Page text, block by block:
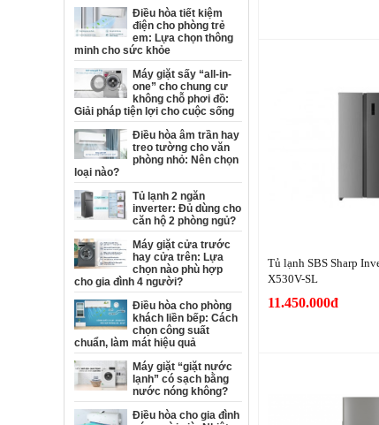
Điều hòa tiết kiệm
điện cho phòng trẻ
em: Lựa chọn thông
minh cho sức khỏe
Máy giặt sấy “all-in-
one” cho chung cư
không chỗ phơi đồ:
Giải pháp tiện lợi cho cuộc sống
Điều hòa âm trần hay
treo tường cho văn
phòng nhỏ: Nên chọn
loại nào?
Tủ lạnh 2 ngăn
inverter: Đủ dùng cho
căn hộ 2 phòng ngủ?
Máy giặt cửa trước
hay cửa trên: Lựa
chọn nào phù hợp
cho gia đình 4 người?
Điều hòa cho phòng
khách liền bếp: Cách
chọn công suất
chuẩn, làm mát hiệu quả
Máy giặt “giặt nước
lạnh” có sạch bằng
nước nóng không?
Điều hòa cho gia đình
Tủ lạnh SBS Sharp
X530V-SL
11.450.000đ